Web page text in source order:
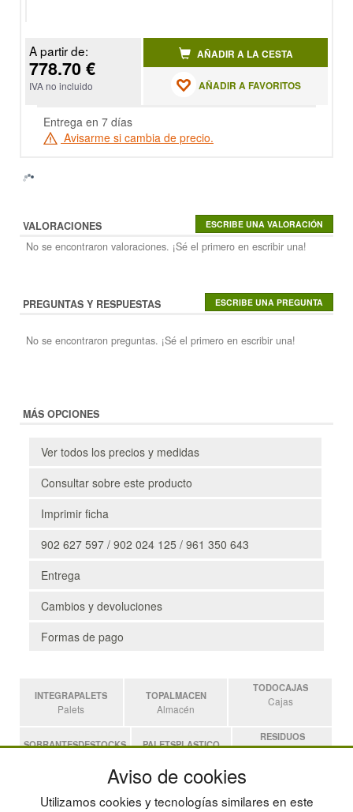
A partir de:
778.70 €
IVA no incluido
AÑADIR A LA CESTA
AÑADIR A FAVORITOS
Entrega en 7 días
Avisarme si cambia de precio.
VALORACIONES
No se encontraron valoraciones. ¡Sé el primero en escribir una!
PREGUNTAS Y RESPUESTAS
No se encontraron preguntas. ¡Sé el primero en escribir una!
MÁS OPCIONES
Ver todos los precios y medidas
Consultar sobre este producto
Imprimir ficha
902 627 597 / 902 024 125 / 961 350 643
Entrega
Cambios y devoluciones
Formas de pago
INTEGRAPALETS
Palets
TOPALMACEN
Almacén
TODOCAJAS
Cajas
SOBRANTESDESTOCKS PALETSPLASTICO
RESIDUOS
Residuos
Estanterias
Aviso de cookies
Utilizamos cookies y tecnologías similares en este